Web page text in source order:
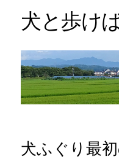
犬と歩け
犬ふぐり最